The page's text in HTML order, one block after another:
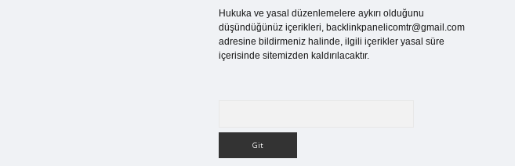
Hukuka ve yasal düzenlemelere aykırı olduğunu
düşündüğünüz içerikleri, backlinkpanelicomtr@gmail.com
adresine bildirmeniz halinde, ilgili içerikler yasal süre
içerisinde sitemizden kaldırılacaktır.